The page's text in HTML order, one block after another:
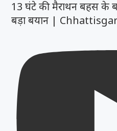
13 घंटे की मैराथन बहस के
बड़ा बयान |